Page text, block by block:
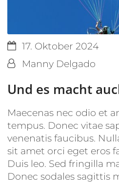
Datum:
17. Oktober 2024
Von:Manny Delgado
Und es macht
Maecenas nec odio et
tempus. Donec vitae
venenatis faucibus.
sit amet orci eget eros
Duis leo. Sed fringilla
Donec sodales sagittis